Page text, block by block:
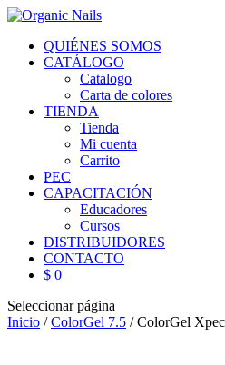
QUIÉNES SOMOS
CATÁLOGO
Catalogo
Carta de colores
TIENDA
Tienda
Mi cuenta
Carrito
PEC
CAPACITACIÓN
Educadores
Cursos
DISTRIBUIDORES
CONTACTO
$ 0
Seleccionar página
Inicio /ColorGel 7.5 / ColorGel